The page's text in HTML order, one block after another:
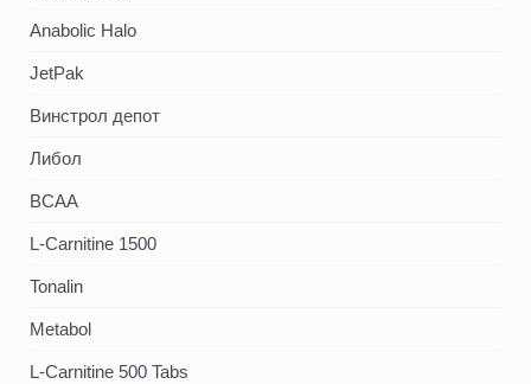
Anabolic Halo
JetPak
Винстрол депот
Либол
BCAA
L-Carnitine 1500
Tonalin
Metabol
L-Carnitine 500 Tabs